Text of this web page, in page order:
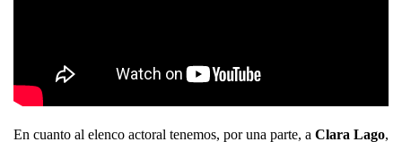
En cuanto al elenco actoral tenemos, por una parte, a Clara Lago,